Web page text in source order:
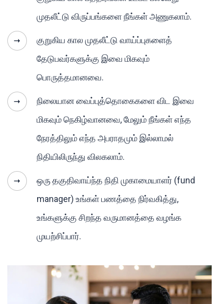
முதலீட்டு விருப்பங்களை நீங்கள் அணுகலாம்.
குறுகிய கால முதலீட்டு வாய்ப்புகளைத்
தேடுபவர்களுக்கு இவை மிகவும்
பொருத்தமானவை.
நிலையான வைப்புத்தொகைகளை விட இவை
மிகவும் நெகிழ்வானவை, மேலும் நீங்கள் எந்த
நேரத்திலும் எந்த அபராதமும் இல்லாமல்
நிதியிலிருந்து விலகலாம்.
ஒரு தகுதிவாய்ந்த நிதி முகாமையாளர் (fund
manager) உங்கள் பணத்தை நிர்வகித்து,
உங்களுக்கு சிறந்த வருமானத்தை வழங்க
முயற்சிப்பார்.